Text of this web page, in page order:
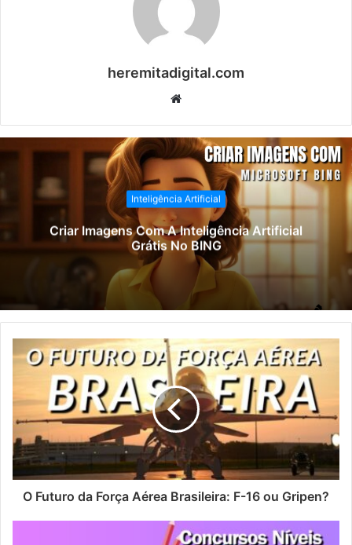
heremitadigital.com
Website
Inteligência Artificial
Criar Imagens Com A Inteligência Artificial
Grátis No BING
O Futuro da Força Aérea Brasileira: F-16 ou Gripen?